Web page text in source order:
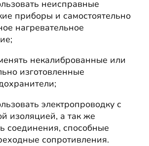
неисправные
приборы и самостоятельно
нагревательное
некалиброванные или
изготовленные
электропроводку с
изоляцией, а так же
соединения, способные
сопротивления.